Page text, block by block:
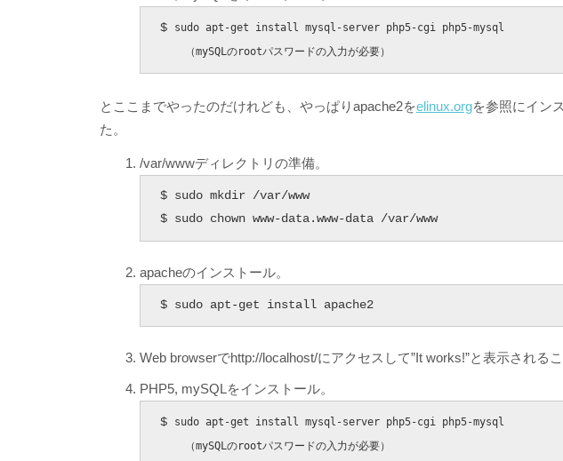
$
sudo apt-get install mysql-server php5-cgi php5-mysql
    （mySQLのrootパスワードの入力が必要）
とここまでやったのだけれども、やっぱりapache2をelinux.orgを参照にイン
た。
/var/wwwディレクトリの準備。
$ sudo mkdir /var/www
$ sudo chown www-data.www-data /var/www
apacheのインストール。
$ sudo apt-get install apache2
Web browserでhttp://localhost/にアクセスして”It works!”と表示されるこ
PHP5, mySQLをインストール。
$
sudo apt-get install mysql-server php5-cgi php5-mysql
    （mySQLのrootパスワードの入力が必要）